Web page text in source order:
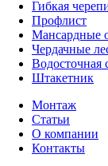
Гибкая
Профлист
Мансардные
Чердачные
Водосточная
Штакетник
Монтаж
Статьи
О компании
Контакты